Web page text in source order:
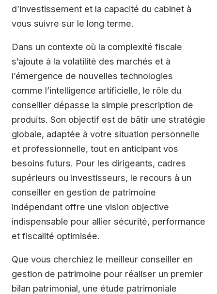
d’investissement et la capacité du cabinet à
vous suivre sur le long terme.
Dans un contexte où la complexité fiscale
s’ajoute à la volatilité des marchés et à
l’émergence de nouvelles technologies
comme l’intelligence artificielle, le rôle du
conseiller dépasse la simple prescription de
produits. Son objectif est de bâtir une stratégie
globale, adaptée à votre situation personnelle
et professionnelle, tout en anticipant vos
besoins futurs. Pour les dirigeants, cadres
supérieurs ou investisseurs, le recours à un
conseiller en gestion de patrimoine
indépendant offre une vision objective
indispensable pour allier sécurité, performance
et fiscalité optimisée.
Que vous cherchiez le meilleur conseiller en
gestion de patrimoine pour réaliser un premier
bilan patrimonial, une étude patrimoniale